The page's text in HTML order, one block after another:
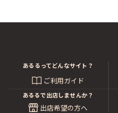
あるるってどんなサイト？
ご利用ガイド
あるるで出店しませんか？
出店希望の方へ